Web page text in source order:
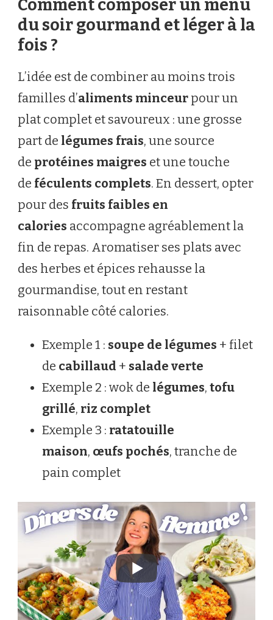
Comment composer un menu
du soir gourmand et léger à la
fois ?
L’idée est de combiner au moins trois
familles d’aliments minceur pour un
plat complet et savoureux : une grosse
part de légumes frais, une source
de protéines maigres et une touche
de féculents complets. En dessert, opter
pour des fruits faibles en
calories accompagne agréablement la
fin de repas. Aromatiser ses plats avec
des herbes et épices rehausse la
gourmandise, tout en restant
raisonnable côté calories.
Exemple 1 : soupe de légumes + filet
de cabillaud + salade verte
Exemple 2 : wok de légumes, tofu
grillé, riz complet
Exemple 3 : ratatouille
maison, œufs pochés, tranche de
pain complet